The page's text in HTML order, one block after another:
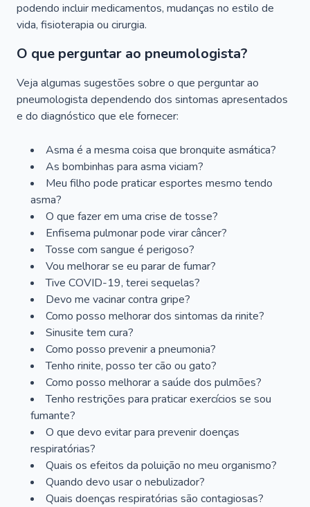
podendo incluir medicamentos, mudanças no estilo de
vida, fisioterapia ou cirurgia.
O que perguntar ao pneumologista?
Veja algumas sugestões sobre o que perguntar ao
pneumologista dependendo dos sintomas apresentados
e do diagnóstico que ele fornecer:
Asma é a mesma coisa que bronquite asmática?
As bombinhas para asma viciam?
Meu filho pode praticar esportes mesmo tendo
asma?
O que fazer em uma crise de tosse?
Enfisema pulmonar pode virar câncer?
Tosse com sangue é perigoso?
Vou melhorar se eu parar de fumar?
Tive COVID-19, terei sequelas?
Devo me vacinar contra gripe?
Como posso melhorar dos sintomas da rinite?
Sinusite tem cura?
Como posso prevenir a pneumonia?
Tenho rinite, posso ter cão ou gato?
Como posso melhorar a saúde dos pulmões?
Tenho restrições para praticar exercícios se sou
fumante?
O que devo evitar para prevenir doenças
respiratórias?
Quais os efeitos da poluição no meu organismo?
Quando devo usar o nebulizador?
Quais doenças respiratórias são contagiosas?